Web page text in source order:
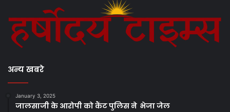
अन्य खबरे
January 3, 2025
जालसाजी के आरोपी को कैंट पुलिस ने भेजा जेल